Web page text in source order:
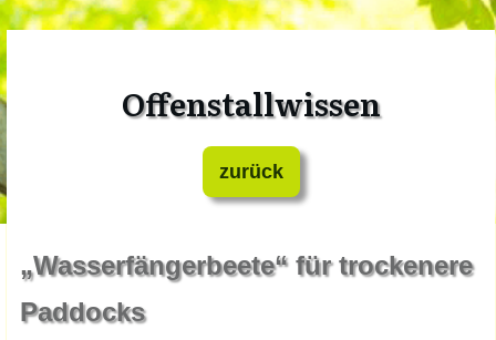
Offenstallwissen
zurück
„Wasserfängerbeete“ für trockenere
Paddocks